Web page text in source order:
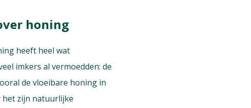
honing
heeft heel wat
imkers al vermoedden: de
de vloeibare honing in
het zijn natuurlijke